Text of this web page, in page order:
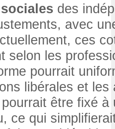
des
avec
ces
selon les
pourrait
libérales et les
être fixé à
ce qui